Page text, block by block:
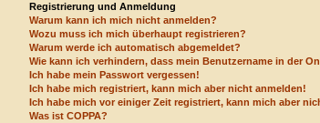
Registrierung und Anmeldung
Warum kann ich mich nicht anmelden?
Wozu muss ich mich überhaupt registrieren?
Warum werde ich automatisch abgemeldet?
Wie kann ich verhindern, dass mein Benutzername in der
Ich habe mein Passwort vergessen!
Ich habe mich registriert, kann mich aber nicht anmelden!
Ich habe mich vor einiger Zeit registriert, kann mich aber
Was ist COPPA?